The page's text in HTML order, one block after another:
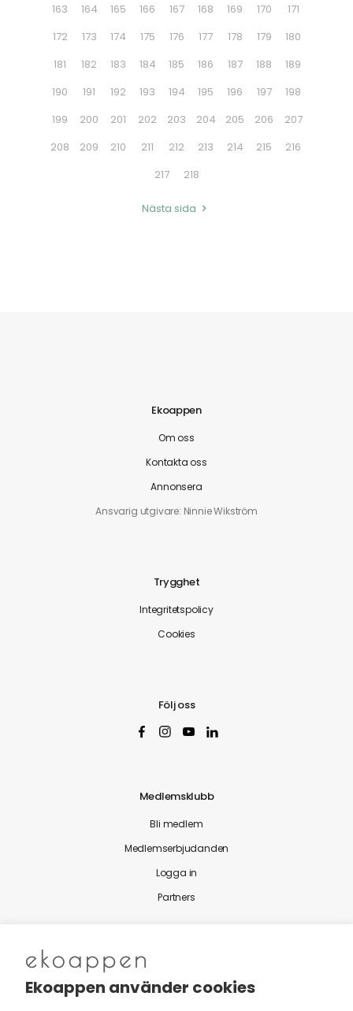
163
164 165 166 167 168 169 170
171
172
173 174 175 176 177 178 179
180
181
182 183 184 185 186 187 188
189
190
191 192 193 194 195 196 197
198
199
200 201 202 203 204 205 206
207
208
209 210 211 212 213 214 215
216
217
218
Nästa sida
Ekoappen
Om oss
Kontakta oss
Annonsera
Ansvarig utgivare: Ninnie Wikström
Trygghet
Integritetspolicy
Cookies
Följ oss
Medlemsklubb
Bli medlem
Medlemserbjudanden
Logga in
Partners
Nytt från Ekoappen
Ekoappen använder cookies